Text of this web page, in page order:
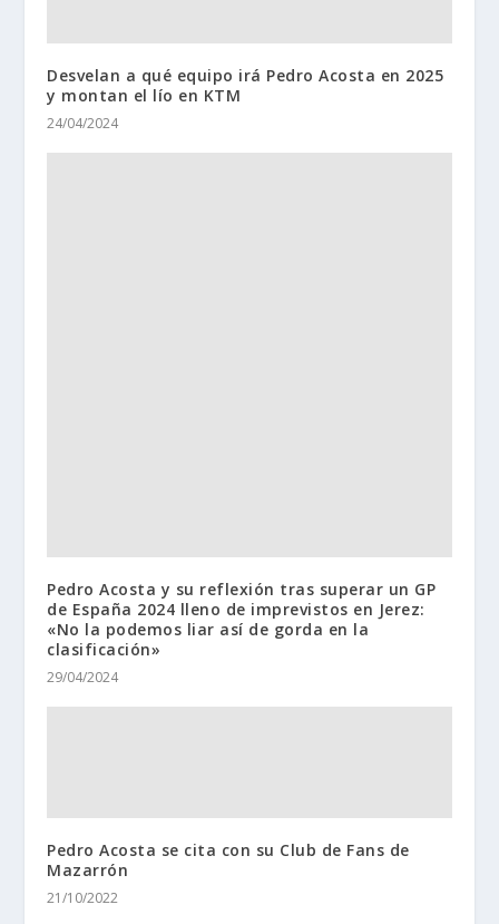
Desvelan a qué equipo irá Pedro Acosta en 2025
y montan el lío en KTM
24/04/2024
Pedro Acosta y su reflexión tras superar un GP
de España 2024 lleno de imprevistos en Jerez:
«No la podemos liar así de gorda en la
clasificación»
29/04/2024
Pedro Acosta se cita con su Club de Fans de
Mazarrón
21/10/2022